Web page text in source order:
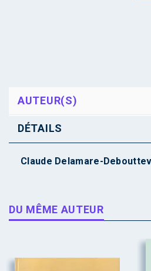
AUTEUR(S)
DÉTAILS
Claude Delamare-
DU MÊME AUTEUR